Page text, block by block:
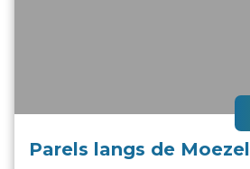
Parels langs de Moezel